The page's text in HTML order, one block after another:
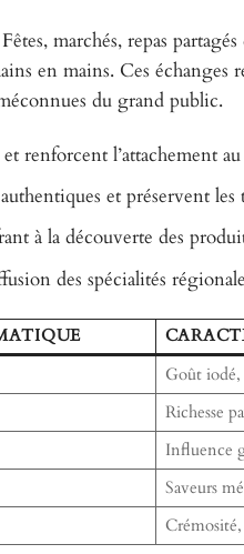
marchés, repas
en mains. Ces
du grand public.
renforcent l’attachement
et préservent
à la découverte des
des spécialités
Goût iodé,
Richesse
Influence
Saveurs